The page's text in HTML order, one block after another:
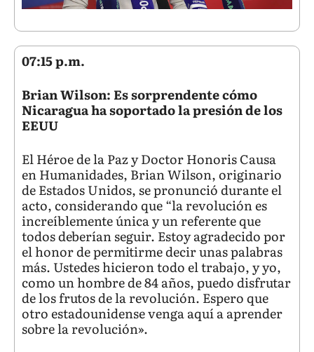
07:15 p.m.
Brian Wilson: Es sorprendente cómo
Nicaragua ha soportado la presión de los
EEUU
El Héroe de la Paz y Doctor Honoris Causa
en Humanidades, Brian Wilson, originario
de Estados Unidos, se pronunció durante el
acto, considerando que “la revolución es
increíblemente única y un referente que
todos deberían seguir. Estoy agradecido por
el honor de permitirme decir unas palabras
más. Ustedes hicieron todo el trabajo, y yo,
como un hombre de 84 años, puedo disfrutar
de los frutos de la revolución. Espero que
otro estadounidense venga aquí a aprender
sobre la revolución».